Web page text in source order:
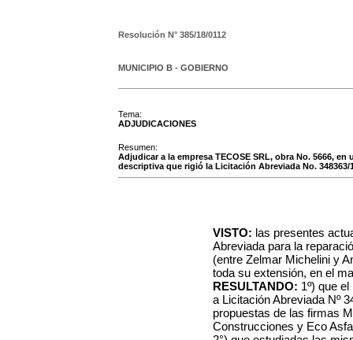
Resolución N° 385/18/0112
MUNICIPIO B - GOBIERNO
Tema:
ADJUDICACIONES
Resumen:
Adjudicar a la empresa TECOSE SRL, obra No. 5666,
descriptiva que rigió la Licitación Abreviada No. 348363/
VISTO: las presentes
Abreviada para la
(entre Zelmar Michelini y
toda su extensión, en el
RESULTANDO: 1º) que
a Licitación Abreviada Nº
propuestas de las firmas
Construcciones y Eco